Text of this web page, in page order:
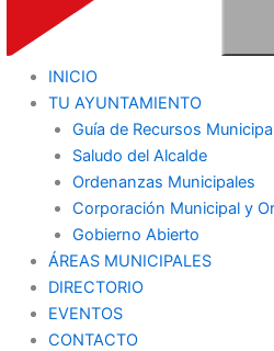
INICIO
TU AYUNTAMIENTO
Guía de Recursos
Saludo del Alcalde
Ordenanzas Municipales
Corporación Municipal y
Gobierno Abierto
ÁREAS MUNICIPALES
DIRECTORIO
EVENTOS
CONTACTO